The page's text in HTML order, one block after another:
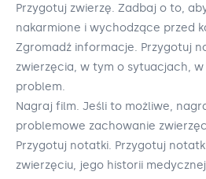
Przygotuj zwierzę. Zadbaj o to,
nakarmione i wychodzące przed
Zgromadź informacje. Przygotuj
zwierzęcia, w tym o sytuacjach,
problem.
Nagraj film. Jeśli to możliwe,
problemowe zachowanie
Przygotuj notatki. Przygotuj
zwierzęciu, jego historii